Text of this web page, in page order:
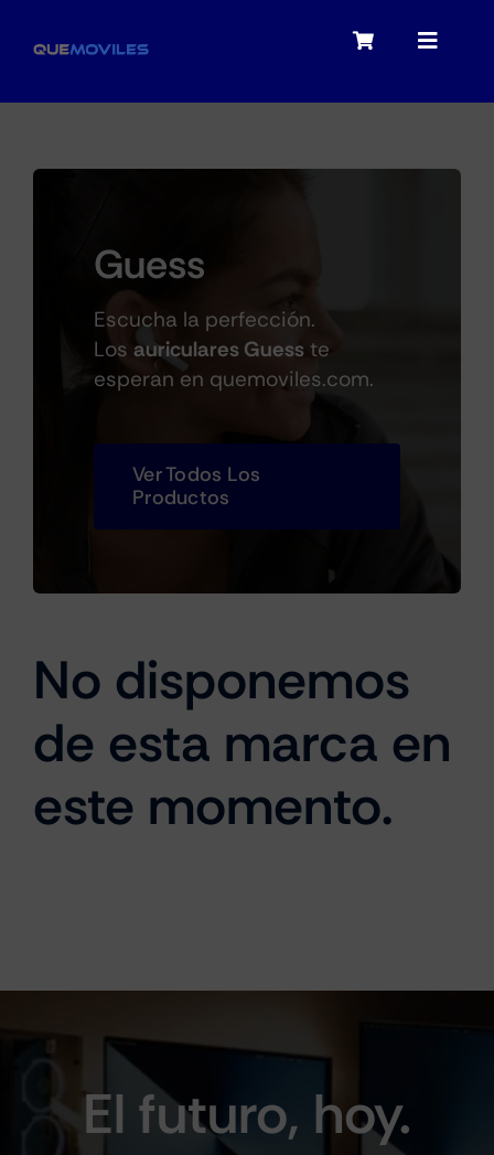
Toggle
My account
Checkout
Toggle
Portátiles
Smartwatches
Marcas
Guess
Escucha la perfección.
Los auriculares Guesste
esperan en quemoviles.com.
Ver Todos Los
Productos
No disponemos
de esta marca en
este momento.
El futuro, hoy.